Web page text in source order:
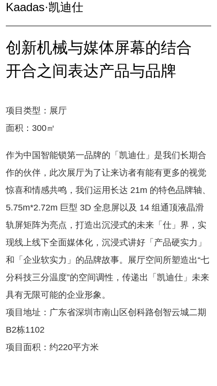
Kaadas·凯迪仕
创新机械与媒体屏幕的结合
开合之间表达产品与品牌
项目类型：展厅
面积：300㎡
作为中国智能锁第一品牌的「凯迪仕」是我们长期合
作的伙伴，此次展厅为了让来访者有能有更多的视觉
惊喜和情感共鸣，我们运用长达 21m 的特色品牌轴、
5.75m*2.72m 巨型 3D 全息屏以及 14 组通顶液晶滑
轨屏矩阵为亮点，打造出沉浸式的未来「仕」界，实
现线上线下全面媒体化，沉浸式讲好「产品硬实力」
和「企业软实力」的品牌故事。展厅空间所塑造出“七
分科技三分温度”的空间调性，传递出「凯迪仕」未来
具有无限可能的企业形象。
项目地址：广东省深圳市南山区创科路创智云城二期
B2栋1102
项目面积：约220平方米